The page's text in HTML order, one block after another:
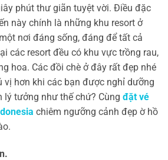
phút thư giãn tuyệt vời. Điều đặc
này chính là những khu resort ở
nơi đáng sống, đáng để tất cả
các resort đều có khu vực trồng rau,
hoa. Các đồi chè ở đây rất đẹp nhé
vị hơn khi các bạn được nghỉ dưỡng
lý tưởng như thế chứ? Cùng đặt vé
chiêm ngưỡng cảnh đẹp ờ hồ